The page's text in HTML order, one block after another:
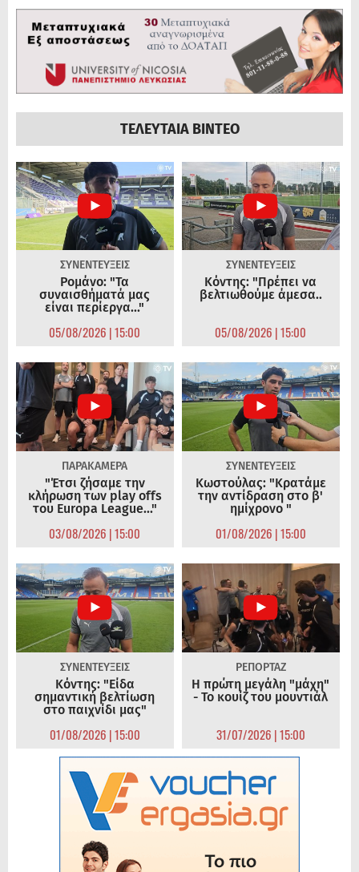
ΤΕΛΕΥΤΑΙΑ ΒΙΝΤΕΟ
ΣΥΝΕΝΤΕΥΞΕΙΣ
Ρομάνο: "Τα
συναισθήματά μας
είναι περίεργα..."
05/08/2026 | 15:00
ΣΥΝΕΝΤΕΥΞΕΙΣ
Κόντης: "Πρέπει να
βελτιωθούμε άμεσα..
05/08/2026 | 15:00
ΠΑΡΑΚΑΜΕΡΑ
"Έτσι ζήσαμε την
κλήρωση των play offs
του Europa League..."
03/08/2026 | 15:00
ΣΥΝΕΝΤΕΥΞΕΙΣ
Κωστούλας: "Κρατάμε
την αντίδραση στο β'
ημίχρονο "
01/08/2026 | 15:00
ΣΥΝΕΝΤΕΥΞΕΙΣ
Κόντης: "Είδα
σημαντική βελτίωση
στο παιχνίδι μας"
01/08/2026 | 15:00
ΡΕΠΟΡΤΑΖ
Η πρώτη μεγάλη "μάχη"
- Το κουίζ του μουντιάλ
31/07/2026 | 15:00